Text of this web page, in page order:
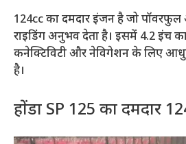
124cc का दमदार इंजन है जो
राइडिंग अनुभव देता है। इसमें 4.2 इंच का
कनेक्टिविटी और नेविगेशन के लिए
है।
होंडा SP 125 का दमदार